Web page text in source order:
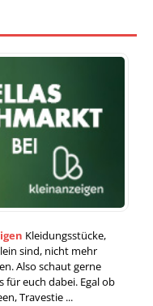
Kleidungsstücke,
sind, nicht mehr
Also schaut gerne
für euch dabei. Egal ob
Travestie ...